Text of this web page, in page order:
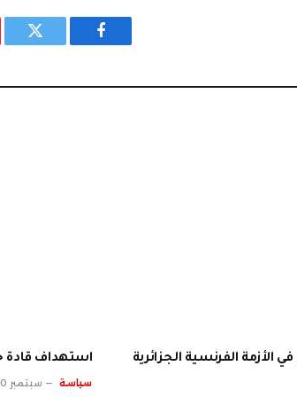
فيسبوك تويتر
الأزمة الفرنسية الجزائرية استهداف قادة
سياسة سبتمبر 10, 2025